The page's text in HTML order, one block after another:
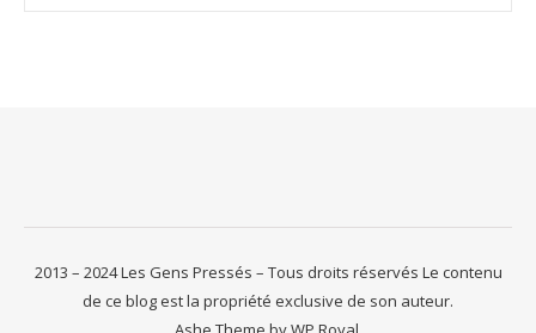
2013 – 2024 Les Gens Pressés – Tous droits réservés Le contenu
de ce blog est la propriété exclusive de son auteur.